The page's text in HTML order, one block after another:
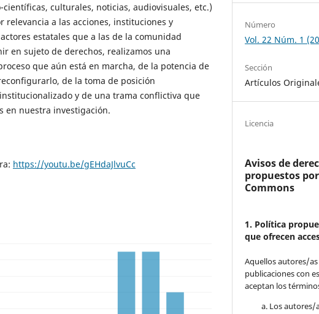
científicas, culturales, noticias, audiovisuales, etc.)
relevancia a las acciones, instituciones y
estatales que a las de la comunidad
en sujeto de derechos, realizamos una
que aún está en marcha, de la potencia de
de la toma de posición
y de una trama conflictiva que
en nuestra investigación.
https://youtu.be/gEHdaJlvuCc
Número
Vol. 22 Núm. 1
Sección
Artículos
Licencia
Avisos de
propuestos
Commons
1. Política
que ofrecen
Aquellos autores/
publicaciones con
aceptan los
Los autores/